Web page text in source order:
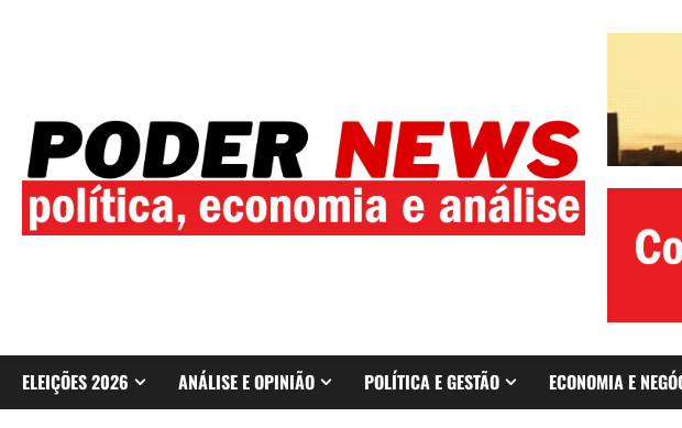
ELEIÇÕES 2026 ANÁLISE E OPINIÃO POLÍTICA E GESTÃO ECONOMIA E